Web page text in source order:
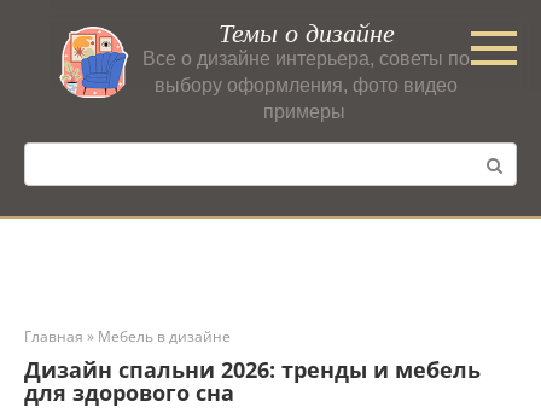
контенту
Темы о дизайне
Все о дизайне интерьера, советы по
выбору оформления, фото видео
примеры
Поиск:
Главная » Мебель в дизайне
Дизайн спальни 2026: тренды и мебель
для здорового сна